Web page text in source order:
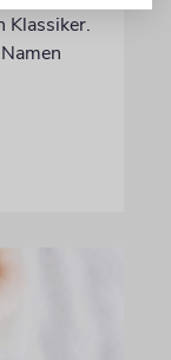
Klassiker.